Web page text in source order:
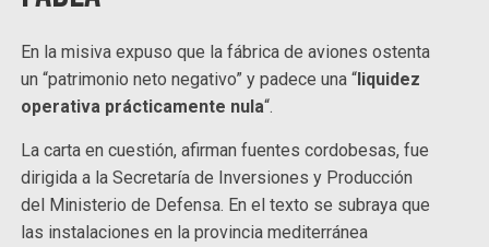
En la misiva expuso que la fábrica de aviones ostenta
un “patrimonio neto negativo” y padece una “liquidez
operativa prácticamente nula“.
La carta en cuestión, afirman fuentes cordobesas, fue
dirigida a la Secretaría de Inversiones y Producción
del Ministerio de Defensa. En el texto se subraya que
las instalaciones en la provincia mediterránea